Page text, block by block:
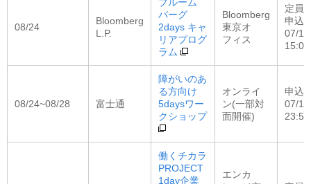
08/24
Bloomberg
L.P.
バーグ
2days キャ
リアプログ
ラム
Bloomberg
東京オ
フィス
定員
申込
07/
08/24~08/28 富士通
障がいのあ
る方向け
5daysワー
クショップ
オンライ
ン(一部対
面開催)
申込
07/
23:59
働くチカラ
PROJECT
1day企業
エンカ